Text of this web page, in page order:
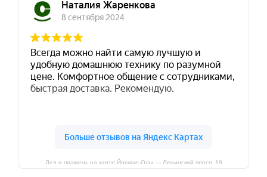
Лед и пламень на карте Йошкар‑Олы — Ленинский просп.,19